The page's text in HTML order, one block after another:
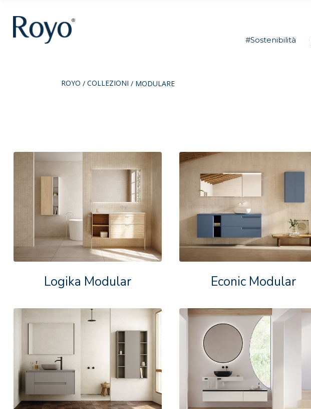
#Sostenibilità
ROYO / COLLEZIONI / MODULARE
Logika Modular Econic Modular